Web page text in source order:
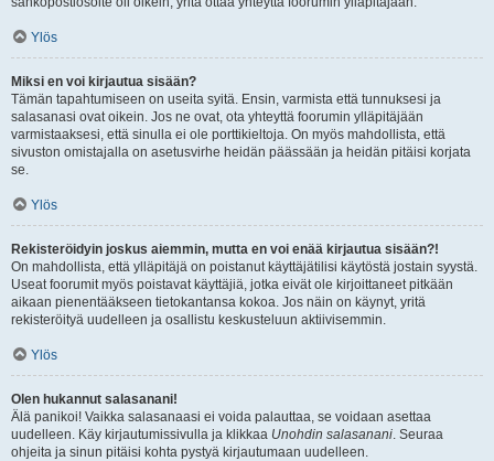
Ylös
Miksi en voi kirjautua sisään?
Tämän tapahtumiseen on useita syitä. Ensin, varmista että tunnuksesi ja
salasanasi ovat oikein. Jos ne ovat, ota yhteyttä foorumin ylläpitäjään
varmistaaksesi, että sinulla ei ole porttikieltoja. On myös mahdollista, että
sivuston omistajalla on asetusvirhe heidän päässään ja heidän pitäisi korjata
se.
Ylös
Rekisteröidyin joskus aiemmin, mutta en voi enää kirjautua sisään?!
On mahdollista, että ylläpitäjä on poistanut käyttäjätilisi käytöstä jostain syystä.
Useat foorumit myös poistavat käyttäjiä, jotka eivät ole kirjoittaneet pitkään
aikaan pienentääkseen tietokantansa kokoa. Jos näin on käynyt, yritä
rekisteröityä uudelleen ja osallistu keskusteluun aktiivisemmin.
Ylös
Olen hukannut salasanani!
Älä panikoi! Vaikka salasanaasi ei voida palauttaa, se voidaan asettaa
uudelleen. Käy kirjautumissivulla ja klikkaa Unohdin salasanani. Seuraa
ohjeita ja sinun pitäisi kohta pystyä kirjautumaan uudelleen.